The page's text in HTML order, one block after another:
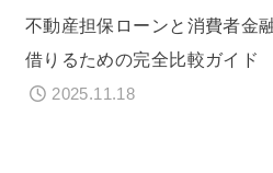
不動産担保ローンと消費者金
借りるための完全比較ガイド
2025.11.18